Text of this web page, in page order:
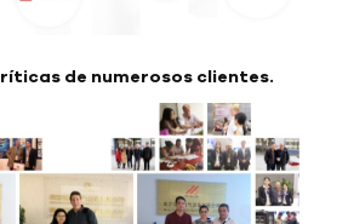
de numerosos clientes.